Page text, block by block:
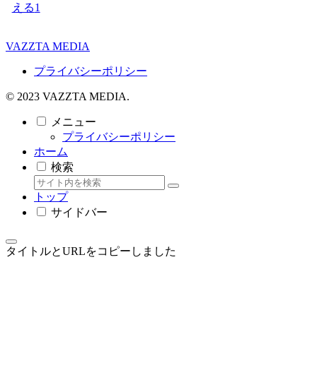
える1
VAZZTA MEDIA
プライバシーポリシー
© 2023 VAZZTA MEDIA.
メニュー
プライバシーポリシー
ホーム
検索
トップ
サイドバー
タイトルとURLをコピーしました